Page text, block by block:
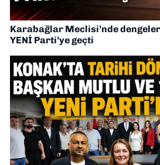
Karabağlar Meclisi’nde
YENİ Parti’ye geçti